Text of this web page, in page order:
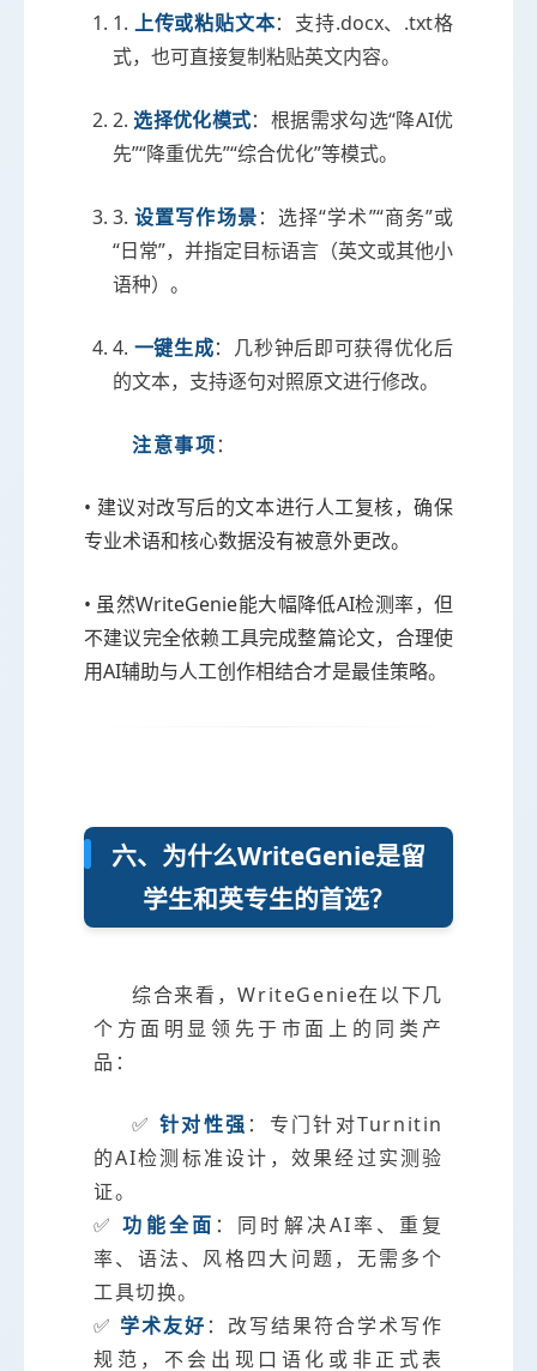
1. 上传或粘贴文本：支持.docx、.txt格
式，也可直接复制粘贴英文内容。
2.选择优化模式：根据需求勾选“降AI优
先”“降重优先”“综合优化”等模式。
3.设置写作场景：选择“学术”“商务”或
“日常”，并指定目标语言（英文或其他小
语种）。
4. 一键生成：几秒钟后即可获得优化后
的文本，支持逐句对照原文进行修改。
注意事项：
• 建议对改写后的文本进行人工复核，确保
专业术语和核心数据没有被意外更改。
• 虽然WriteGenie能大幅降低AI检测率，但
不建议完全依赖工具完成整篇论文，合理使
用AI辅助与人工创作相结合才是最佳策略。
六、为什么WriteGenie是留
学生和英专生的首选？
综合来看，WriteGenie在以下几
个方面明显领先于市面上的同类产
品：
✅ 针对性强 ：专门针对Turnitin
的AI检测标准设计，效果经过实测验
证。
✅功能全面 ：同时解决AI率、重复
率、语法、风格四大问题，无需多个
工具切换。
✅ 学术友好 ：改写结果符合学术写作
规范，不会出现口语化或非正式表